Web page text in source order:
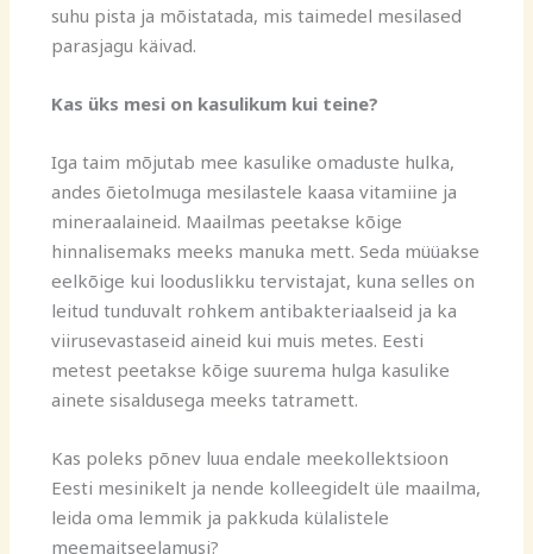
suhu pista ja mõistatada, mis taimedel mesilased
parasjagu käivad.
Kas üks mesi on kasulikum kui teine?
Iga taim mõjutab mee kasulike omaduste hulka,
andes õietolmuga mesilastele kaasa vitamiine ja
mineraalaineid. Maailmas peetakse kõige
hinnalisemaks meeks manuka mett. Seda müüakse
eelkõige kui looduslikku tervistajat, kuna selles on
leitud tunduvalt rohkem antibakteriaalseid ja ka
viirusevastaseid aineid kui muis metes. Eesti
metest peetakse kõige suurema hulga kasulike
ainete sisaldusega meeks tatramett.
Kas poleks põnev luua endale meekollektsioon
Eesti mesinikelt ja nende kolleegidelt üle maailma,
leida oma lemmik ja pakkuda külalistele
meemaitseelamusi?